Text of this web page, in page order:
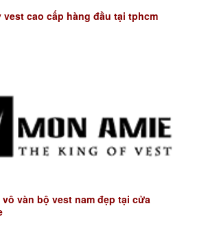
vest cao cấp hàng đầu tại tphcm
vàn bộ vest nam đẹp tại cửa